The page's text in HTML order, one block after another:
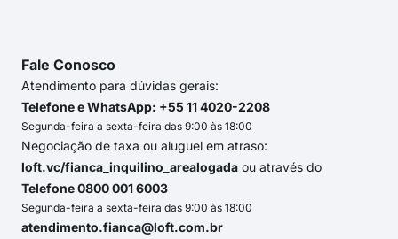
Fale Conosco
Atendimento para dúvidas gerais:
Telefone e WhatsApp: +55 11 4020-2208
Segunda-feira a sexta-feira das 9:00 às 18:00
Negociação de taxa ou aluguel em atraso:
loft.vc/fianca_inquilino_arealogada ou através do
Telefone 0800 001 6003
Segunda-feira a sexta-feira das 9:00 às 18:00
atendimento.fianca@loft.com.br